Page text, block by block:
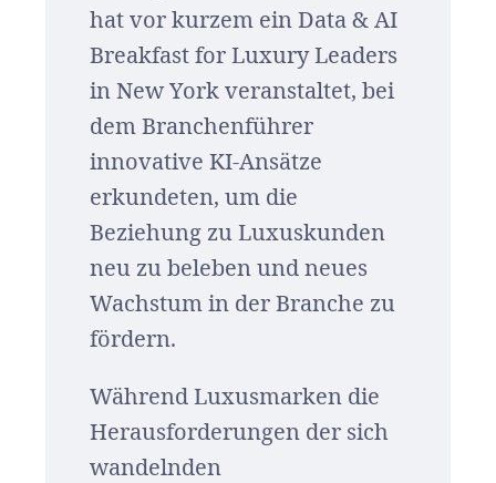
hat vor kurzem ein Data & AI
Breakfast for Luxury Leaders
in New York veranstaltet, bei
dem Branchenführer
innovative KI-Ansätze
erkundeten, um die
Beziehung zu Luxuskunden
neu zu beleben und neues
Wachstum in der Branche zu
fördern.
Während Luxusmarken die
Herausforderungen der sich
wandelnden